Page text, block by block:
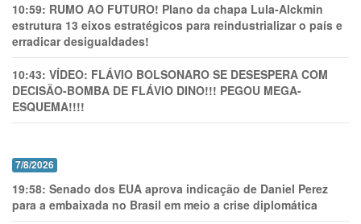
10:59: RUMO AO FUTURO! Plano da chapa Lula-Alckmin
estrutura 13 eixos estratégicos para reindustrializar o país e
erradicar desigualdades!
10:43: VÍDEO: FLÁVIO BOLSONARO SE DESESPERA COM
DECISÃO-BOMBA DE FLÁVIO DINO!!! PEGOU MEGA-
ESQUEMA!!!!
7/8/2026
19:58: Senado dos EUA aprova indicação de Daniel Perez
para a embaixada no Brasil em meio a crise diplomática